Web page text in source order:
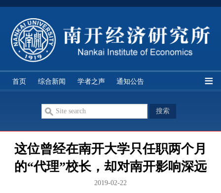
经研所简介 研究队伍 学科分类 研究机构
首页 综合新闻 学者之声 通知公告
这位曾经在南开大学只任职两个月
的“代理”校长，却对南开影响深远
2019-02-22